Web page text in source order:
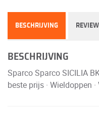
BESCHRIJVING
BESCHRIJVING
Sparco Sparco SICILIA
beste prijs · Wieldoppen